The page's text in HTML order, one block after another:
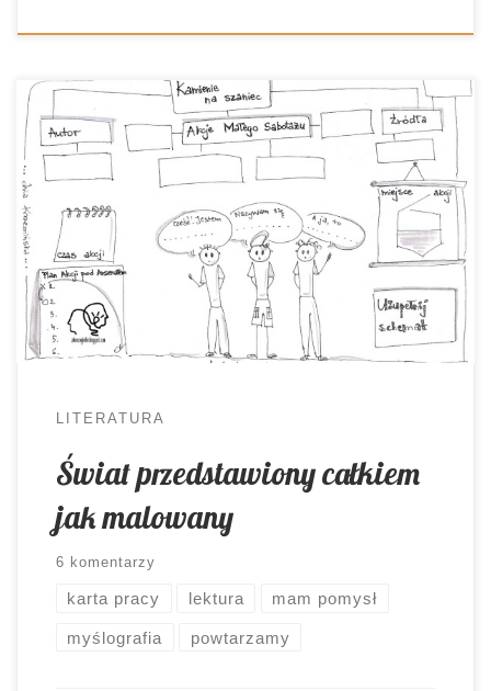
Omawiając lekturę trudno uniknąć rozmowy o
pewnych stałych elementach. Aby nie wpaść w
rutynę warto od czasu do czasu zaproponować
uczniom alternatywną formę porządkowania
wiadomości. Sporządzić rysnotkę! “Kamienie na
szaniec” to jedna z pozycji obowiązkowych w
gimnazjum. Każdy młody człowiek, kończący ten
etap edukacyjny, powinien znać losy Alka, Rudego
i […]
LITERATURA
Świat przedstawiony całkiem
jak malowany
6 komentarzy
karta pracy lektura mam pomysł
myślografia powtarzamy